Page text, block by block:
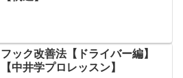
フック改善法【ドライバー編】
【中井学プロレッスン】